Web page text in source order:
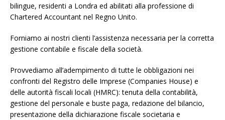
bilingue, residenti a Londra ed abilitati alla professione di
Chartered Accountant nel Regno Unito.
Forniamo ai nostri clienti l’assistenza necessaria per la corretta
gestione contabile e fiscale della società.
Provvediamo all’adempimento di tutte le obbligazioni nei
confronti del Registro delle Imprese (Companies House) e
delle autorità fiscali locali (HMRC): tenuta della contabilità,
gestione del personale e buste paga, redazione del bilancio,
presentazione della dichiarazione fiscale societaria e